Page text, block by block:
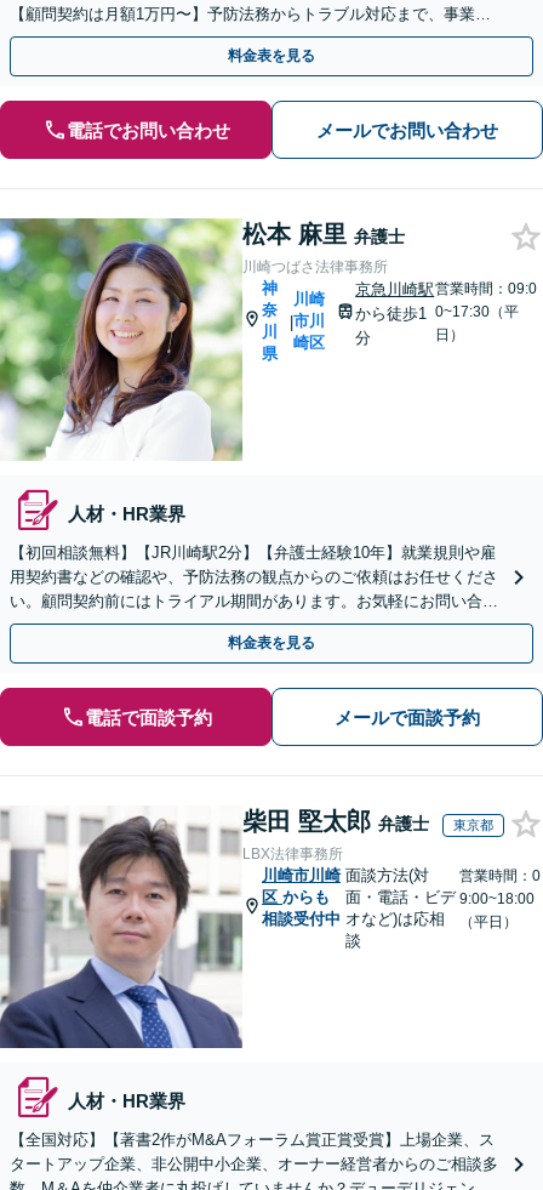
【顧問契約は月額1万円〜】予防法務からトラブル対応まで、事業運
営をサポート【電話・Zoom相談】【京急川崎駅1分】
料金表を見る
電話でお問い合わせ メールでお問い合わせ
松本 麻里 弁護士
川崎つばさ法律事務所
神
奈
川
県
|
川崎
市川
崎区
京急川崎駅
から徒歩1
分
営業時間：09:0
0~17:30（平
日）
人材・HR業界
【初回相談無料】【JR川崎駅2分】【弁護士経験10年】就業規則や雇
用契約書などの確認や、予防法務の観点からのご依頼はお任せくださ
い。顧問契約前にはトライアル期間があります。お気軽にお問い合わ
せください【土日祝対応可】
料金表を見る
電話で面談予約 メールで面談予約
柴田 堅太郎 弁護士 東京都
LBX法律事務所
川崎市川崎
区 からも
相談受付中
面談方法(対
面・電話・ビデ
オなど)は応相
談
営業時間：0
9:00~18:00
（平日）
人材・HR業界
【全国対応】【著書2作がM&Aフォーラム賞正賞受賞】上場企業、ス
タートアップ企業、非公開中小企業、オーナー経営者からのご相談多